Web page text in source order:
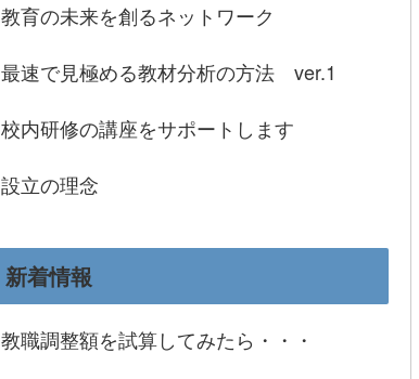
教育の未来を創るネットワーク
最速で見極める教材分析の方法 ver.1
校内研修の講座をサポートします
設立の理念
新着情報
教職調整額を試算してみたら・・・